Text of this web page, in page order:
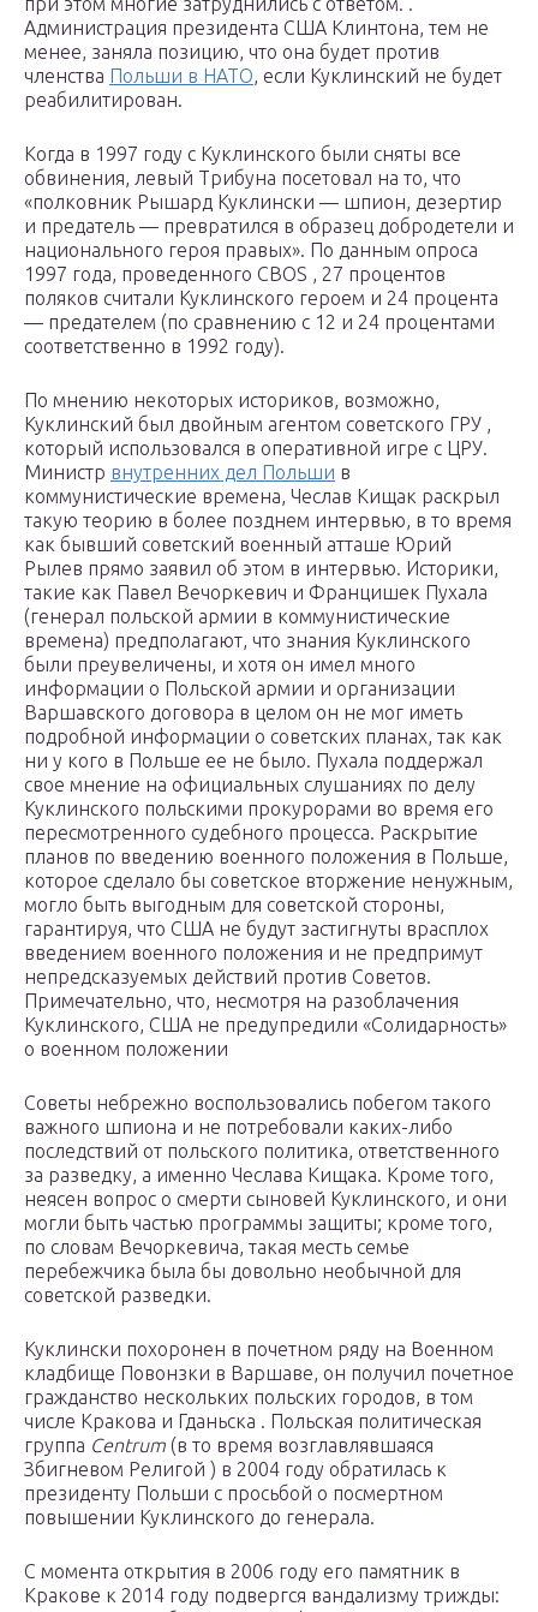
Администрация президента США Клинтона, тем не
менее, заняла позицию, что она будет против
членства Польши в НАТО, если Куклинский не будет
реабилитирован.
Когда в 1997 году с Куклинского были сняты все
обвинения, левый Трибуна посетовал на то, что
«полковник Рышард Куклински — шпион, дезертир
и предатель — превратился в образец добродетели и
национального героя правых». По данным опроса
1997 года, проведенного CBOS , 27 процентов
поляков считали Куклинского героем и 24 процента
— предателем (по сравнению с 12 и 24 процентами
соответственно в 1992 году).
По мнению некоторых историков, возможно,
Куклинский был двойным агентом советского ГРУ ,
который использовался в оперативной игре с ЦРУ.
Министр внутренних дел Польши в
коммунистические времена, Чеслав Кищак раскрыл
такую ​​теорию в более позднем интервью, в то время
как бывший советский военный атташе Юрий
Рылев прямо заявил об этом в интервью. Историки,
такие как Павел Вечоркевич и Францишек Пухала
(генерал польской армии в коммунистические
времена) предполагают, что знания Куклинского
были преувеличены, и хотя он имел много
информации о Польской армии и организации
Варшавского договора в целом он не мог иметь
подробной информации о советских планах, так как
ни у кого в Польше ее не было. Пухала поддержал
свое мнение на официальных слушаниях по делу
Куклинского польскими прокурорами во время его
пересмотренного судебного процесса. Раскрытие
планов по введению военного положения в Польше,
которое сделало бы советское вторжение ненужным,
могло быть выгодным для советской стороны,
гарантируя, что США не будут застигнуты врасплох
введением военного положения и не предпримут
непредсказуемых действий против Советов.
Примечательно, что, несмотря на разоблачения
Куклинского, США не предупредили «Солидарность»
о военном положении
Советы небрежно воспользовались побегом такого
важного шпиона и не потребовали каких-либо
последствий от польского политика, ответственного
за разведку, а именно Чеслава Кищака. Кроме того,
неясен вопрос о смерти сыновей Куклинского, и они
могли быть частью программы защиты; кроме того,
по словам Вечоркевича, такая месть семье
перебежчика была бы довольно необычной для
советской разведки.
Куклински похоронен в почетном ряду на Военном
кладбище Повонзки в Варшаве, он получил почетное
гражданство нескольких польских городов, в том
числе Кракова и Гданьска . Польская политическая
группа Centrum (в то время возглавлявшаяся
Збигневом Религой ) в 2004 году обратилась к
президенту Польши с просьбой о посмертном
повышении Куклинского до генерала.
С момента открытия в 2006 году его памятник в
Кракове к 2014 году подвергся вандализму трижды: